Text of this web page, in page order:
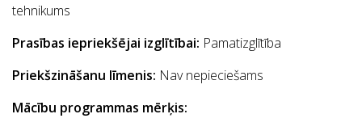
tehnikums
Prasības iepriekšējai izglītībai: Pamatizglītība
Priekšzināšanu līmenis: Nav nepieciešams
Mācību programmas mērķis: